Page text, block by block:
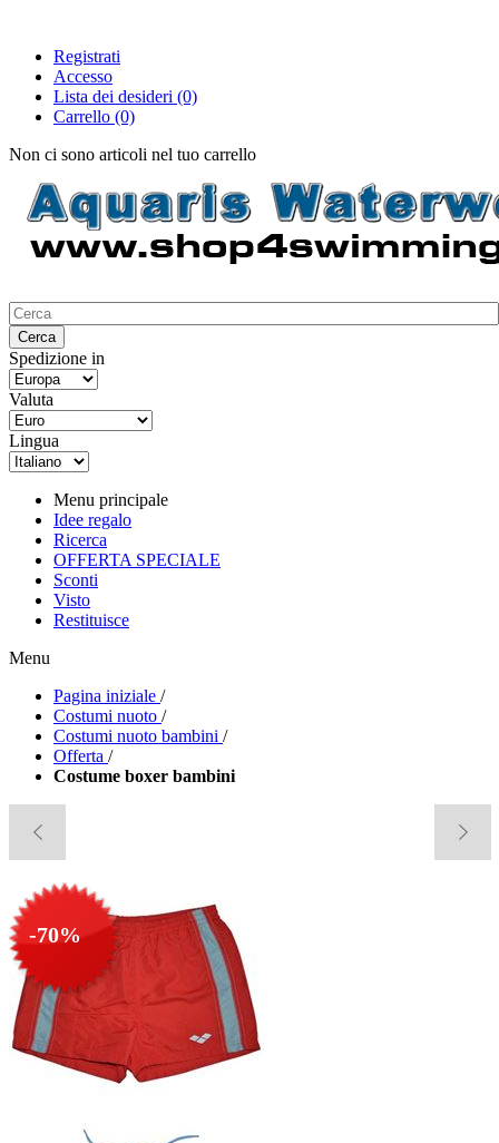
Registrati
Accesso
Lista dei desideri (0)
Carrello (0)
Non ci sono articoli nel tuo carrello
Spedizione in
Valuta
Lingua
Menu principale
Idee regalo
Ricerca
OFFERTA SPECIALE
Sconti
Visto
Restituisce
Menu
Pagina iniziale /
Costumi nuoto /
Costumi nuoto bambini /
Offerta /
Costume boxer bambini
-70%